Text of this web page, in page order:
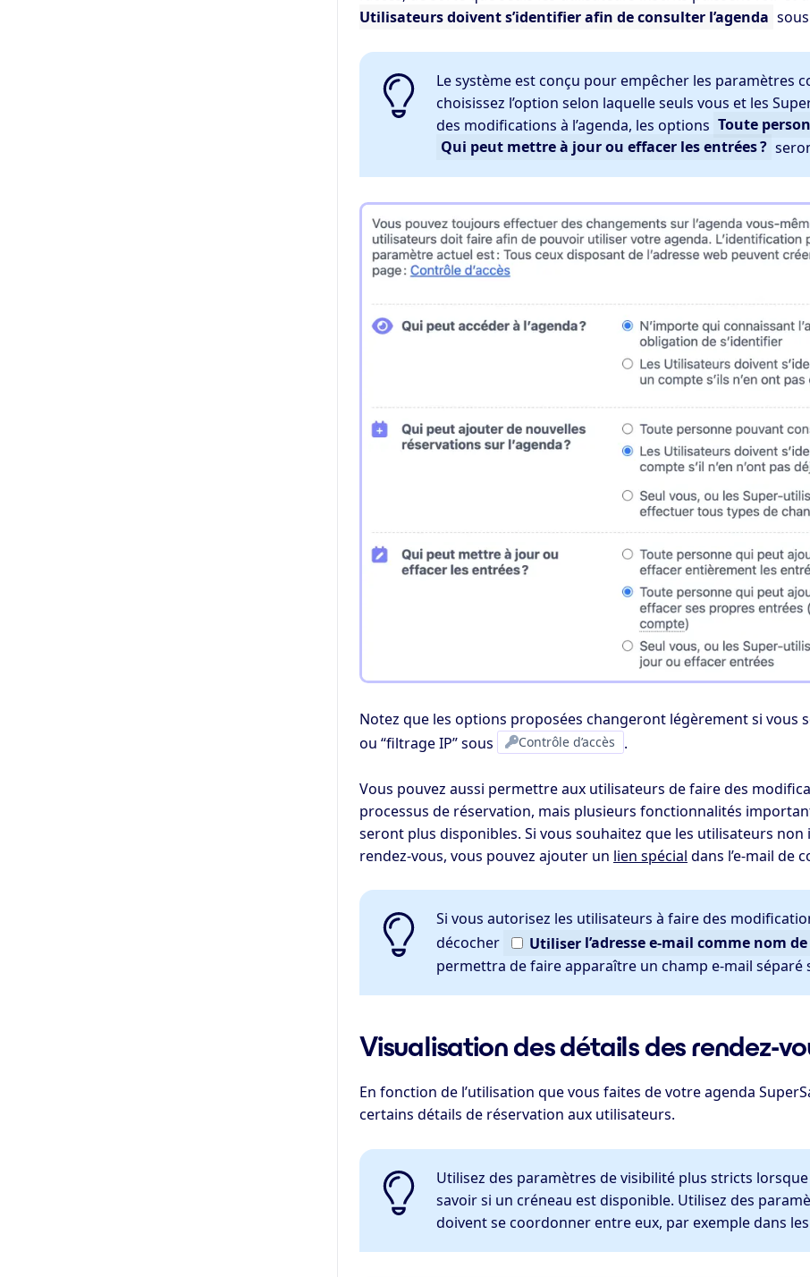
Utilisateurs doivent s’identifier afin de consulter l’agenda sous
Le système est conçu pour empêcher les paramètres
choisissez l’option selon laquelle seuls vous et les
des modifications à l’agenda, les options Toute
Qui peut mettre à jour ou effacer les entrées ?
Notez que les options proposées changeront légèrement si vous
ou “filtrage IP” sous
Contrôle d’accès .
Vous pouvez aussi permettre aux utilisateurs de faire des
processus de réservation, mais plusieurs fonctionnalités
seront plus disponibles. Si vous souhaitez que les utilisateurs
rendez-vous, vous pouvez ajouter un lien spécial dans l’e-mail de
Si vous autorisez les utilisateurs à faire des
décocher
Utiliser l’adresse e-mail comme nom
permettra de faire apparaître un champ e-mail
Visualisation des détails des rendez-
En fonction de l’utilisation que vous faites de votre agenda
certains détails de réservation aux utilisateurs.
Utilisez des paramètres de visibilité plus stricts
savoir si un créneau est disponible. Utilisez des
doivent se coordonner entre eux, par exemple dans